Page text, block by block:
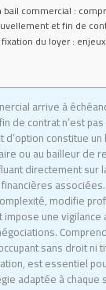
bail commercial :
et fin de
du loyer :
arrive à
de contrat n’est
d’option constitue
ou au bailleur de
directement sur
modifie
une
sans droit ni
est essentiel
adaptée à chaque